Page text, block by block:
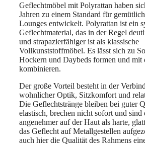
Geflechtmöbel mit Polyrattan haben
Jahren zu einem Standard für
Lounges entwickelt. Polyrattan ist ein
Geflechtmaterial, das in der Regel
und strapazierfähiger ist als klassische
Vollkunststoffmöbel. Es lässt sich zu
Hockern und Daybeds formen und mit
kombinieren.
Der große Vorteil besteht in der
wohnlicher Optik, Sitzkomfort und
Die Geflechtstränge bleiben bei guter
elastisch, brechen nicht sofort und sind
angenehmer auf der Haut als harte,
das Geflecht auf Metallgestellen
auch hier die Qualität des Rahmens